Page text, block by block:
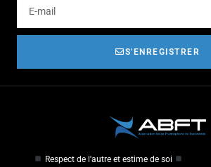
S'ENREGISTRER
Respect de l'autre et estime de soi